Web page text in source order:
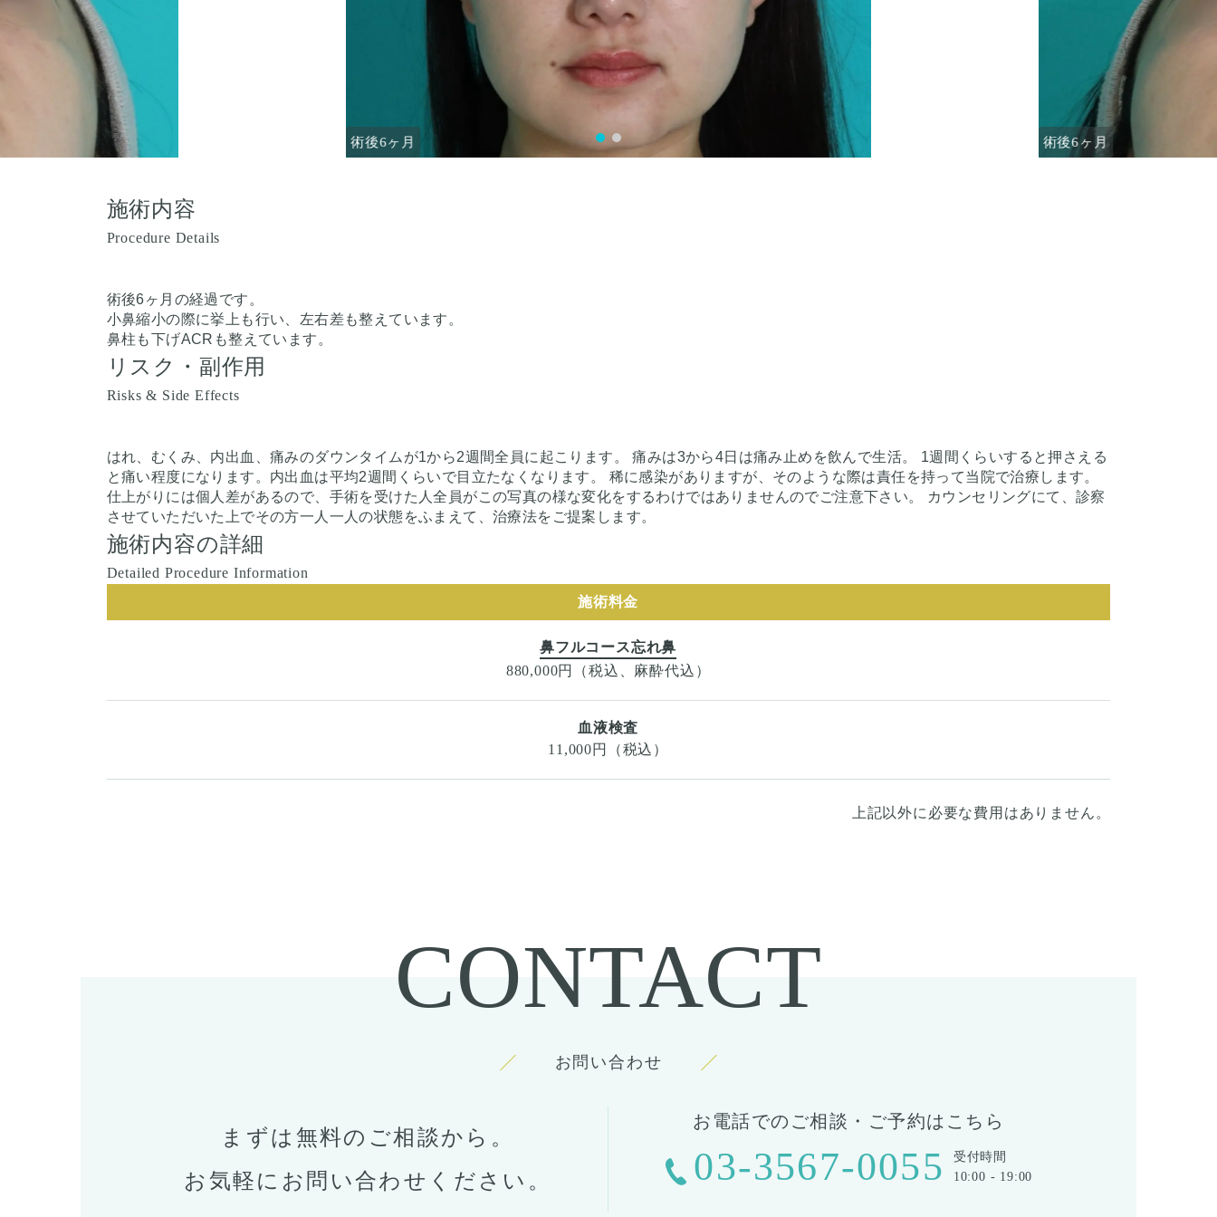
術後6ヶ月 術後6ヶ月
施術内容
Procedure Details
術後6ヶ月の経過です。
小鼻縮小の際に挙上も行い、左右差も整えています。
鼻柱も下げACRも整えています。
リスク・副作用
Risks & Side Effects
はれ、むくみ、内出血、痛みのダウンタイムが1から2週間全員に起こります。 痛みは3から4日は痛み止めを飲んで生活。 1週間くらいすると押さえる
と痛い程度になります。内出血は平均2週間くらいで目立たなくなります。 稀に感染がありますが、そのような際は責任を持って当院で治療します。
仕上がりには個人差があるので、手術を受けた人全員がこの写真の様な変化をするわけではありませんのでご注意下さい。 カウンセリングにて、診察
させていただいた上でその方一人一人の状態をふまえて、治療法をご提案します。
施術内容の詳細
Detailed Procedure Information
施術料金
鼻フルコース忘れ鼻
880,000円（税込、麻酔代込）
血液検査
11,000円（税込）
上記以外に必要な費用はありません。
CONTACT
お問い合わせ
まずは無料のご相談から。
お気軽にお問い合わせください。
お電話でのご相談・ご予約はこちら
03-3567-0055
受付時間
10:00 - 19:00